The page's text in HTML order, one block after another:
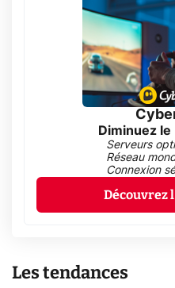
Diminuez le
Serveurs
Réseau
Connexion
Découvrez
Les tendances